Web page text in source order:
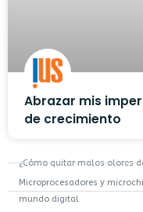
Abrazar mis
de crecimiento
¿Cómo quitar malos olores
Microprocesadores y
mundo digital